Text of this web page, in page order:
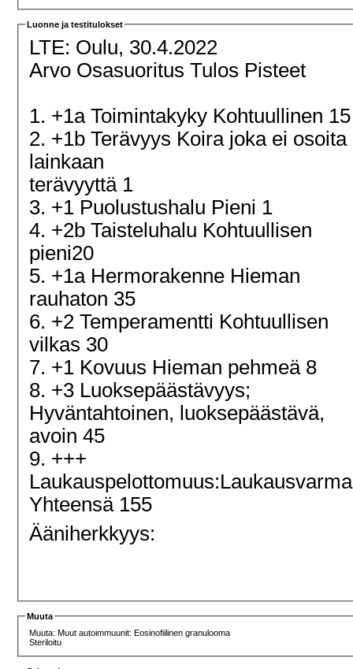
Luonne ja testitulokset
LTE: Oulu, 30.4.2022
Arvo Osasuoritus Tulos Pisteet
1. +1a Toimintakyky Kohtuullinen 15
2. +1b Terävyys Koira joka ei osoita
lainkaan
terävyyttä 1
3. +1 Puolustushalu Pieni 1
4. +2b Taisteluhalu Kohtuullisen
pieni20
5. +1a Hermorakenne Hieman
rauhaton 35
6. +2 Temperamentti Kohtuullisen
vilkas 30
7. +1 Kovuus Hieman pehmeä 8
8. +3 Luoksepäästävyys;
Hyväntahtoinen, luoksepäästävä,
avoin 45
9. +++
Laukauspelottomuus:Laukausvarma
Yhteensä 155
Ääniherkkyys:
Muuta
Muuta: Muut autoimmuunit: Eosinofiilinen granulooma
Steriloitu